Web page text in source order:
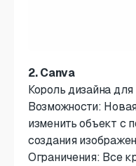
2. Canva
Король дизайна
Возможности:
изменить объект с
создания
Ограничения: Все